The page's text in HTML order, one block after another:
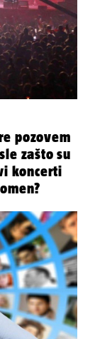
pozovem
zašto su
koncerti